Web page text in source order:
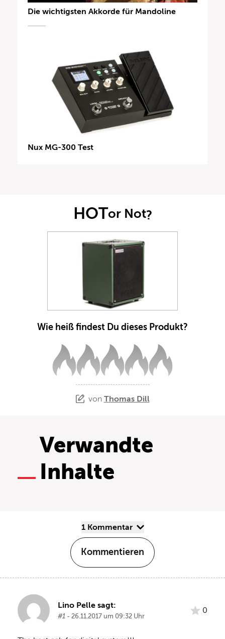
Die wichtigsten Akkorde für Mandoline
Nux MG-300 Test
HOTor Not?
Wie heiß findest Du dieses Produkt?
von Thomas Dill
Verwandte
Inhalte
1 Kommentar
Kommentieren
Lino Pelle sagt:
#1 - 26.11.2017 um 09:32 Uhr
0